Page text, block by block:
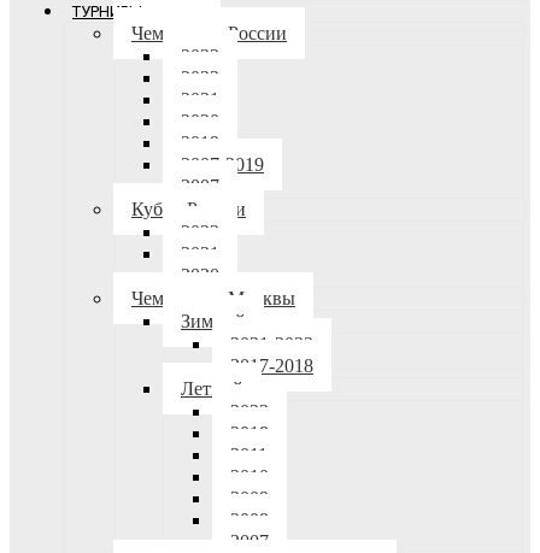
ТУРНИРЫ
Чемпионат России
2023
2022
2021
2020
2019
2007-2019
2007
Кубок России
2022
2021
2020
Чемпионат Москвы
Зимний
2021-2022
2017-2018
Летний
2023
2018
2011
2010
2009
2008
2007